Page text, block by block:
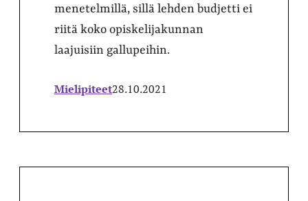
menetelmillä, sillä lehden budjetti ei
riitä koko opiskelijakunnan
laajuisiin gallupeihin.
Mielipiteet28.10.2021